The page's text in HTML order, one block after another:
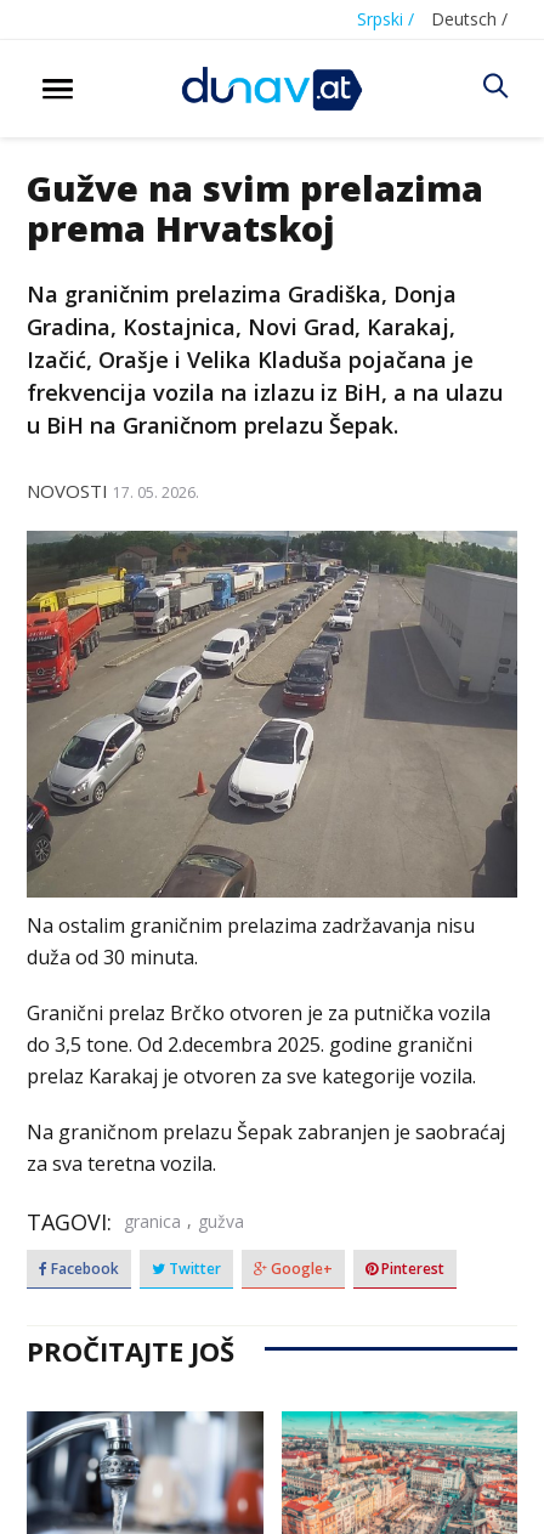
Srpski / Deutsch /
Gužve na svim prelazima
prema Hrvatskoj
Na graničnim prelazima Gradiška, Donja
Gradina, Kostajnica, Novi Grad, Karakaj,
Izačić, Orašje i Velika Kladuša pojačana je
frekvencija vozila na izlazu iz BiH, a na ulazu
u BiH na Graničnom prelazu Šepak.
NOVOSTI 17. 05. 2026.
Na ostalim graničnim prelazima zadržavanja nisu
duža od 30 minuta.
Granični prelaz Brčko otvoren je za putnička vozila
do 3,5 tone. Od 2.decembra 2025. godine granični
prelaz Karakaj je otvoren za sve kategorije vozila.
Na graničnom prelazu Šepak zabranjen je saobraćaj
za sva teretna vozila.
TAGOVI: granica , gužva
Facebook Twitter Google+ Pinterest
PROČITAJTE JOŠ